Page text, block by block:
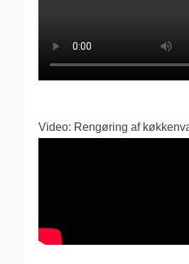
Video: Rengøring af